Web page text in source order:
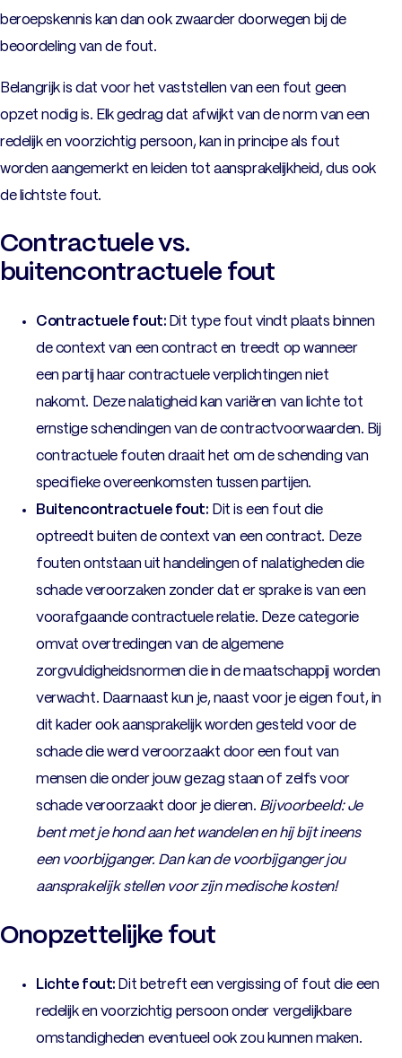
beroepskennis kan dan ook zwaarder doorwegen bij de
beoordeling van de fout.
Belangrijk is dat voor het vaststellen van een fout geen
opzet nodig is. Elk gedrag dat afwijkt van de norm van een
redelijk en voorzichtig persoon, kan in principe als fout
worden aangemerkt en leiden tot aansprakelijkheid, dus ook
de lichtste fout.
Contractuele vs.
buitencontractuele fout
Contractuele fout: Dit type fout vindt plaats binnen
de context van een contract en treedt op wanneer
een partij haar contractuele verplichtingen niet
nakomt. Deze nalatigheid kan variëren van lichte tot
ernstige schendingen van de contractvoorwaarden. Bij
contractuele fouten draait het om de schending van
specifieke overeenkomsten tussen partijen.
Buitencontractuele fout: Dit is een fout die
optreedt buiten de context van een contract. Deze
fouten ontstaan uit handelingen of nalatigheden die
schade veroorzaken zonder dat er sprake is van een
voorafgaande contractuele relatie. Deze categorie
omvat overtredingen van de algemene
zorgvuldigheidsnormen die in de maatschappij worden
verwacht. Daarnaast kun je, naast voor je eigen fout, in
dit kader ook aansprakelijk worden gesteld voor de
schade die werd veroorzaakt door een fout van
mensen die onder jouw gezag staan of zelfs voor
schade veroorzaakt door je dieren. Bijvoorbeeld: Je
bent met je hond aan het wandelen en hij bijt ineens
een voorbijganger. Dan kan de voorbijganger jou
aansprakelijk stellen voor zijn medische kosten!
Onopzettelijke fout
Lichte fout: Dit betreft een vergissing of fout die een
redelijk en voorzichtig persoon onder vergelijkbare
omstandigheden eventueel ook zou kunnen maken.